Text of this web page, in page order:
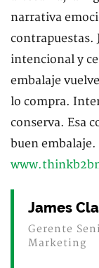
narrativa
contrapuestas.
intencional y
embalaje
lo compra.
conserva. Esa
buen
James
Gerente
Marketing